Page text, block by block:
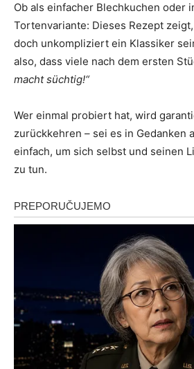
Ob als einfacher Blechkuchen oder
Tortenvariante: Dieses Rezept
doch unkompliziert ein Klassiker
also, dass viele nach dem ersten
macht süchtig!“
Wer einmal probiert hat, wird
zurückkehren – sei es in Gedanken
einfach, um sich selbst und seinen
zu tun.